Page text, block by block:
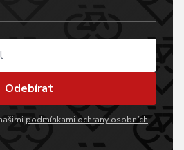
Odebírat
podmínkami ochrany osobních